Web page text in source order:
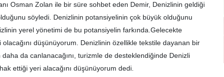
Osman Zolan ile bir süre sohbet eden Demir, Denizlinin geldiği
söyledi. Denizlinin potansiyelinin çok büyük olduğunu
yerel yönetimi de bu potansiyelin farkında.Gelecekte
olacağını düşünüyorum. Denizlinin özellikle tekstile dayanan bir
da canlanacağını, turizmle de desteklendiğinde Denizli
ettiği yeri alacağını düşünüyorum dedi.